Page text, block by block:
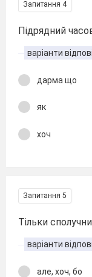
Запитання 4
Підрядний
варіанти
дарма що
як
хоч
Запитання 5
Тільки
варіанти
але, хоч, бо